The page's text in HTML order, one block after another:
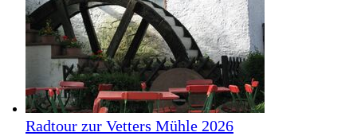
Radtour zur Vetters Mühle 2026